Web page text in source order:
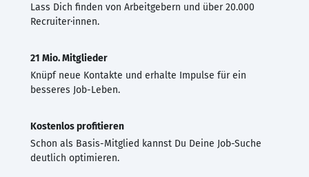
Lass Dich finden von Arbeitgebern und über 20.000
Recruiter·innen.
21 Mio. Mitglieder
Knüpf neue Kontakte und erhalte Impulse für ein
besseres Job-Leben.
Kostenlos profitieren
Schon als Basis-Mitglied kannst Du Deine Job-Suche
deutlich optimieren.